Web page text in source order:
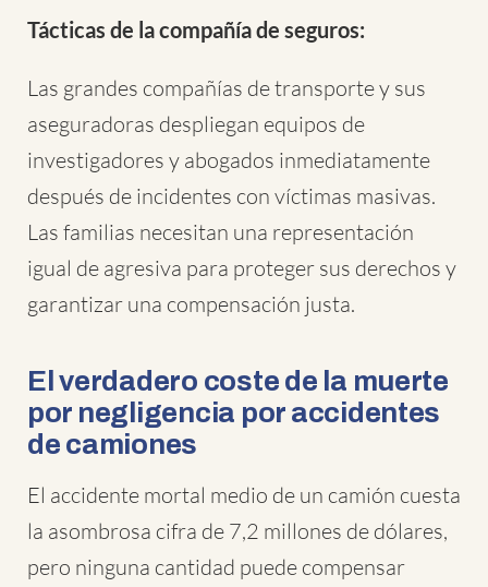
Tácticas de la compañía de seguros:
Las grandes compañías de transporte y sus
aseguradoras despliegan equipos de
investigadores y abogados inmediatamente
después de incidentes con víctimas masivas.
Las familias necesitan una representación
igual de agresiva para proteger sus derechos y
garantizar una compensación justa.
El verdadero coste de la muerte
por negligencia por accidentes
de camiones
El accidente mortal medio de un camión cuesta
la asombrosa cifra de 7,2 millones de dólares,
pero ninguna cantidad puede compensar